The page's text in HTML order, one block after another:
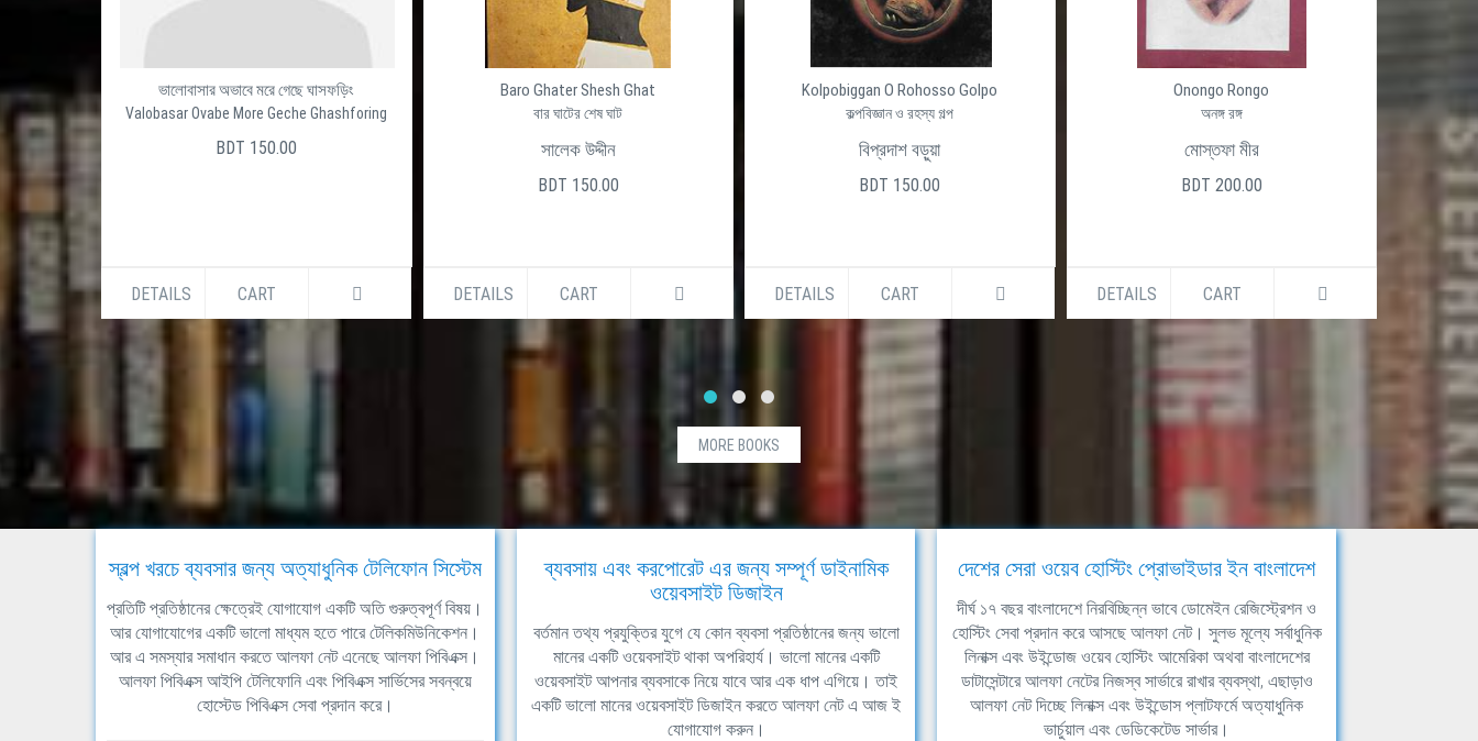
ভালোবাসার অভাবে মরে গেছে ঘাসফড়িং
Valobasar Ovabe More Geche Ghashforing
BDT 150.00
DETAILS CART
Baro Ghater Shesh Ghat
বার ঘাটের শেষ ঘাট
সালেক উদ্দীন
BDT 150.00
DETAILS CART
Kolpobiggan O Rohosso Golpo
কল্পবিজ্ঞান ও রহস্য গল্প
বিপ্রদাশ বড়ুয়া
BDT 150.00
DETAILS CART
Onongo Rongo
অনঙ্গ রঙ্গ
মোস্তফা মীর
BDT 200.00
DETAILS CART DETAILS
MORE BOOKS
স্বল্প খরচে ব্যবসার জন্য অত্যাধুনিক টেলিফোন সিস্টেম
প্রতিটি প্রতিষ্ঠানের ক্ষেত্রেই যোগাযোগ একটি অতি গুরুত্বপূর্ণ বিষয়।
আর যোগাযোগের একটি ভালো মাধ্যম হতে পারে টেলিকমিউনিকেশন।
আর এ সমস্যার সমাধান করতে আলফা নেট এনেছে আলফা পিবিএক্স।
আলফা পিবিএক্স আইপি টেলিফোনি এবং পিবিএক্স সার্ভিসের সবন্বয়ে
হোস্টেড পিবিএক্স সেবা প্রদান করে।
ব্যবসায় এবং করপোরেট এর জন্য সম্পূর্ণ ডাইনামিক
ওয়েবসাইট ডিজাইন
বর্তমান তথ্য প্রযুক্তির যুগে যে কোন ব্যবসা প্রতিষ্ঠানের জন্য ভালো
মানের একটি ওয়েবসাইট থাকা অপরিহার্য। ভালো মানের একটি
ওয়েবসাইট আপনার ব্যবসাকে নিয়ে যাবে আর এক ধাপ এগিয়ে। তাই
একটি ভালো মানের ওয়েবসাইট ডিজাইন করতে আলফা নেট এ আজ ই
যোগাযোগ করুন।
দেশের সেরা ওয়েব হোস্টিং প্রোভাইডার ইন বাংলাদেশ
দীর্ঘ ১৭ বছর বাংলাদেশে নিরবিচ্ছিন্ন ভাবে ডোমেইন রেজিস্ট্রেশন ও
হোস্টিং সেবা প্রদান করে আসছে আলফা নেট। সুলভ মূল্যে সর্বাধুনিক
লিনাক্স এবং উইন্ডোজ ওয়েব হোস্টিং আমেরিকা অথবা বাংলাদেশের
ডাটাসেন্টারে আলফা নেটের নিজস্ব সার্ভারে রাখার ব্যবস্থা, এছাড়াও
আলফা নেট দিচ্ছে লিনাক্স এবং উইন্ডোস প্লাটফর্মে অত্যাধুনিক
ভার্চুয়াল এবং ডেডিকেটেড সার্ভার।